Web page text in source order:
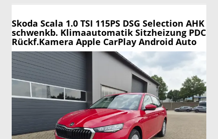
Skoda Scala 1.0 TSI 115PS DSG Selection AHK
schwenkb. Klimaautomatik Sitzheizung PDC
Rückf.Kamera Apple CarPlay Android Auto